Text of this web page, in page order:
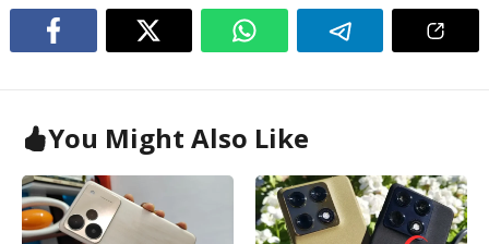
You Might Also Like